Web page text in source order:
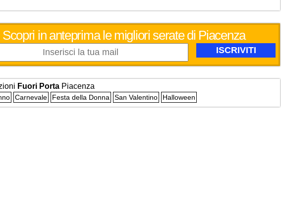
Scopri in anteprima le migliori serate di Piacenza
Fuori Porta Piacenza
Carnevale Festa della Donna San Valentino Halloween